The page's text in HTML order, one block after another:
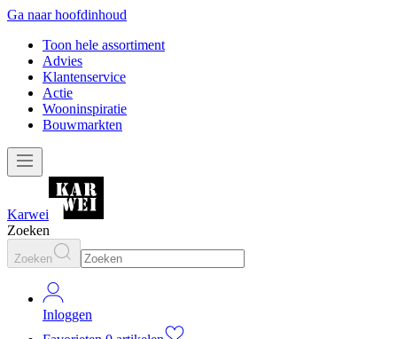
Ga naar hoofdinhoud
Toon hele assortiment
Advies
Klantenservice
Actie
Wooninspiratie
Bouwmarkten
Karwei
Zoeken
Zoeken
Inloggen